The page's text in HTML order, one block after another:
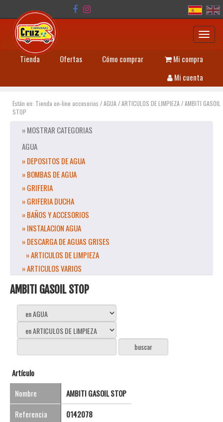
Tienda Ofertas Cómo comprar
Mi compra
Mi cuenta
Están en: Tienda on-line accesorios /AGUA/ARTICULOS DE LIMPIEZA/AMBITI GASOIL
STOP
» MOSTRAR CATEGORIAS
AGUA
» DEPOSITOS DE AGUA
» BOMBAS DE AGUA
» GRIFERIA
» GRIFERIA DUCHA
» BAÑOS Y ACCESORIOS
» INSTALACION AGUA
» DESCARGA DE AGUAS GRISES
» ARTICULOS DE LIMPIEZA
» ARTICULOS VARIOS
AMBITI GASOIL STOP
Artículo
Nombre
AMBITI GASOIL STOP
Referencia
0142078